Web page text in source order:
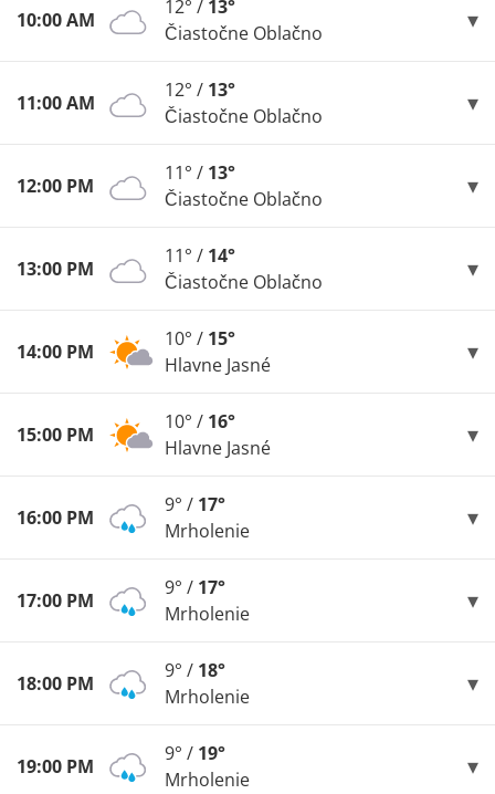
10:00 AM
12° / 13°
Čiastočne Oblačno
11:00 AM
12° / 13°
Čiastočne Oblačno
12:00 PM
11° / 13°
Čiastočne Oblačno
13:00 PM
11° / 14°
Čiastočne Oblačno
14:00 PM
10° / 15°
Hlavne Jasné
15:00 PM
10° / 16°
Hlavne Jasné
16:00 PM
9° / 17°
Mrholenie
17:00 PM
9° / 17°
Mrholenie
18:00 PM
9° / 18°
Mrholenie
19:00 PM
9° / 19°
Mrholenie